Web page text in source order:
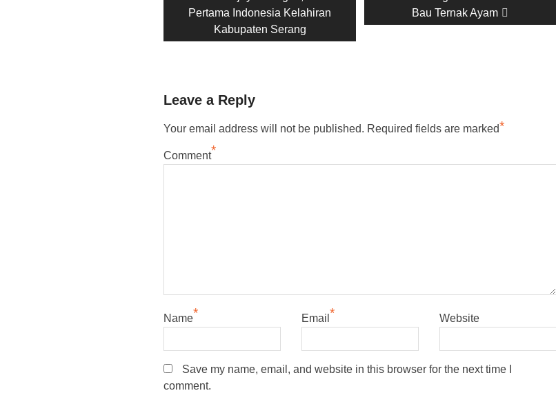
navigation
post:
Pertama Indonesia Kelahiran
Kabupaten Serang
Bau Ternak Ayam
Leave a Reply
Your email address will not be published. Required fields are marked*
Comment*
Name* Email * Website
Save my name, email, and website in this browser for the next time I
comment.